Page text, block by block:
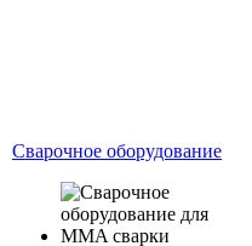
Сварочное оборудование